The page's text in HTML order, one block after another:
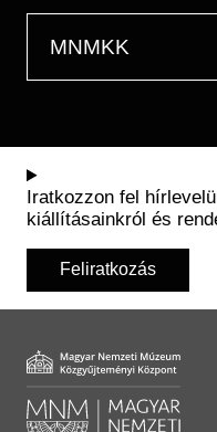
MNMKK
Iratkozzon fel
kiállításainkról és
Feliratkozás